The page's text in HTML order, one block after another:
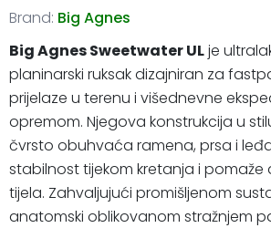
Brand: Big Agnes
Big Agnes Sweetwater ULje
planinarski ruksak dizajniran za
prijelaze u terenu i višednevne
opremom. Njegova konstrukcija u
čvrsto obuhvaća ramena, prsa i
stabilnost tijekom kretanja i pomaže
tijela. Zahvaljujući promišljenom
anatomski oblikovanom stražnjem